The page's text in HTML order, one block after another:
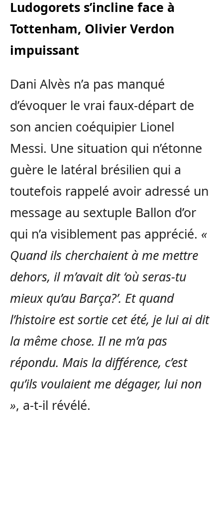
Ludogorets s’incline face à
Tottenham, Olivier Verdon
impuissant
Dani Alvès n’a pas manqué
d’évoquer le vrai faux-départ de
son ancien coéquipier Lionel
Messi. Une situation qui n’étonne
guère le latéral brésilien qui a
toutefois rappelé avoir adressé un
message au sextuple Ballon d’or
qui n’a visiblement pas apprécié. «
Quand ils cherchaient à me mettre
dehors, il m’avait dit ‘où seras-tu
mieux qu’au Barça?’. Et quand
l’histoire est sortie cet été, je lui ai dit
la même chose. Il ne m’a pas
répondu. Mais la différence, c’est
qu’ils voulaient me dégager, lui non
», a-t-il révélé.